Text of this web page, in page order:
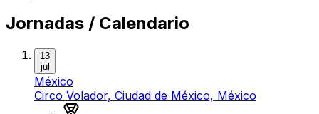
Jornadas / Calendario
13
jul
México
Circo Volador, Ciudad de México, México